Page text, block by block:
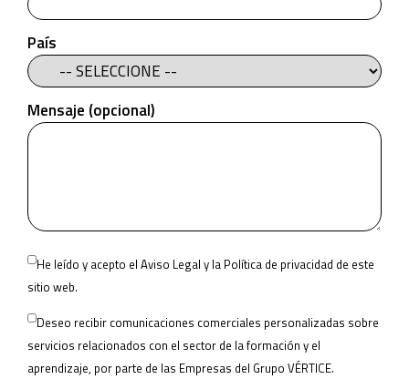
País
Mensaje (opcional)
Please
field
empty.
He leído y acepto el Aviso Legal y la Política de privacidad de este
sitio web.
Deseo recibir comunicaciones comerciales personalizadas sobre
servicios relacionados con el sector de la formación y el
aprendizaje, por parte de las Empresas del Grupo VÉRTICE.